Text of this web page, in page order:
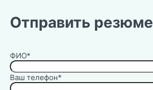
Отправить резюме
ФИО*
Ваш телефон*